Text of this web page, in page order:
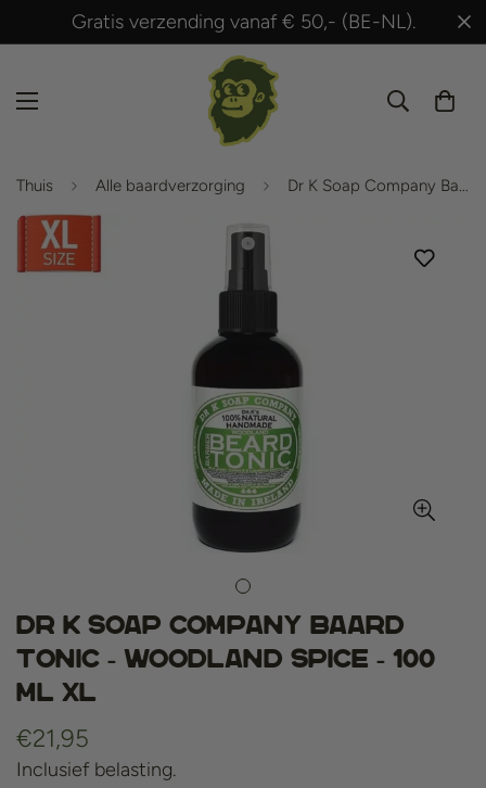
Gratis verzending vanaf € 50,- (BE-NL).
Thuis Alle baardverzorging Dr K Soap Company Baard Tonic - Woodland Spice - 100 ml XL
Dr K Soap Company Baard
Tonic - Woodland Spice - 100
ml XL
Normale
prijs
€21,95
Inclusief belasting.